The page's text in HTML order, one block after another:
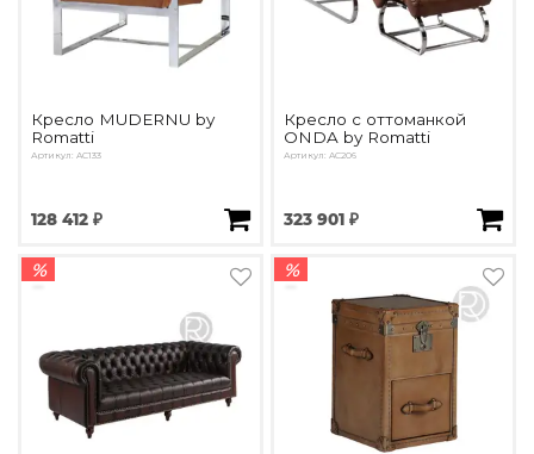
Подбор, производство и комплектация по вашему
Все категории товаров
Реализованные проекты
Кресло MUDERNU by
Romatti
Артикул: AC133
128 412 ₽
Кресло с оттоманкой
ONDA by Romatti
Артикул: AC206
323 901 ₽
% %